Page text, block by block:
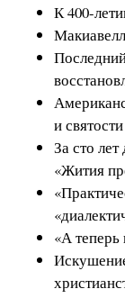
К 400-
и
За сто
«Жития
«А теперь